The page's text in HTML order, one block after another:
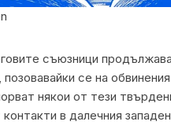
съюзници
се на
някои от тези
в далечния